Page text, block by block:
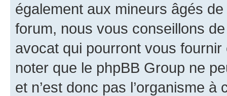
également aux mineurs âgés
forum, nous vous conseillons
avocat qui pourront vous
noter que le phpBB Group ne
et n’est donc pas l’organisme